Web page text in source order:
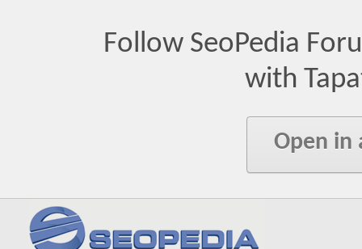
Follow SeoPedia
with
Open in